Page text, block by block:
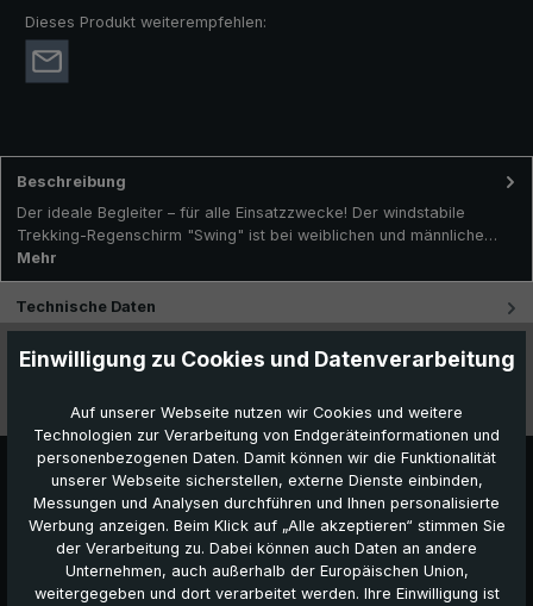
Dieses Produkt weiterempfehlen:
Beschreibung
Der ideale Begleiter – für alle Einsatzzwecke! Der windstabile
Trekking-Regenschirm "Swing" ist bei weiblichen und männliche…
Mehr
Technische Daten
Besonderheiten
Einwilligung zu Cookies und Datenverarbeitung
Auf unserer Webseite nutzen wir Cookies und weitere
Technologien zur Verarbeitung von Endgeräteinformationen und
personenbezogenen Daten. Damit können wir die Funktionalität
unserer Webseite sicherstellen, externe Dienste einbinden,
Messungen und Analysen durchführen und Ihnen personalisierte
Werbung anzeigen. Beim Klick auf „Alle akzeptieren“ stimmen Sie
der Verarbeitung zu. Dabei können auch Daten an andere
Unternehmen, auch außerhalb der Europäischen Union,
weitergegeben und dort verarbeitet werden. Ihre Einwilligung ist